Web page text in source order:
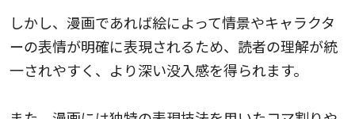
しかし、漫画であれば絵によって情景やキャラクタ
ーの表情が明確に表現されるため、読者の理解が統
一されやすく、より深い没入感を得られます。